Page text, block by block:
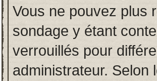
Vous ne pouvez plus
sondage y étant
verrouillés pour
administrateur. Selon